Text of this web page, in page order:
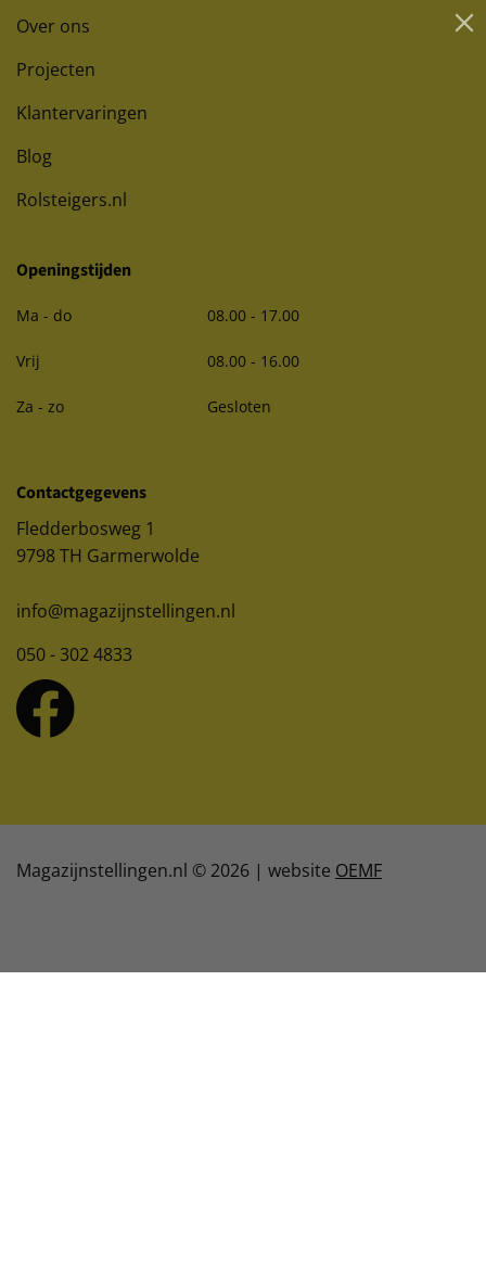
Over ons
Projecten
Klantervaringen
Blog
Rolsteigers.nl
Openingstijden
Ma - do 08.00 - 17.00
Vrij 08.00 - 16.00
Za - zo Gesloten
Contactgegevens
Fledderbosweg 1
9798 TH Garmerwolde
info@magazijnstellingen.nl
050 - 302 4833
Magazijnstellingen.nl © 2026 | website OEMF